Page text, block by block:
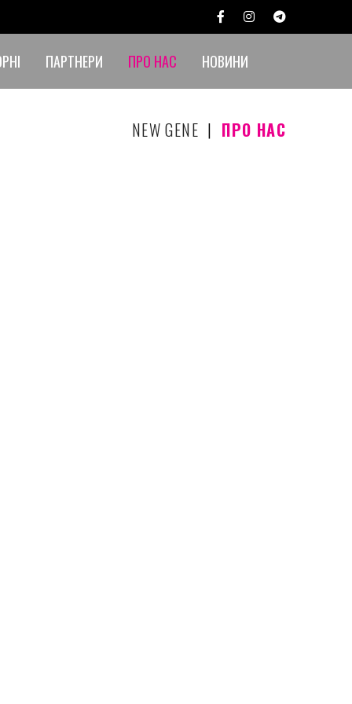
ПАРТНЕРИ ПРО НАС НОВИНИ
NEW GENE | ПРО НАС